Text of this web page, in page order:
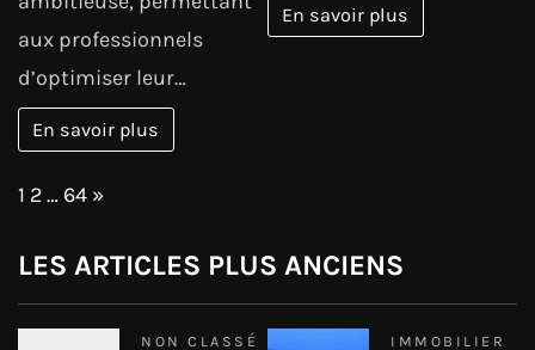
aux professionnels
d’optimiser leur…
En savoir plus
En savoir plus
Page:
1 2… 64 Next
»
LES ARTICLES PLUS ANCIENS
NON CLASSÉ IMMOBILIER